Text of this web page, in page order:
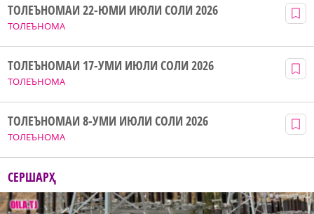
ТОЛЕЪНОМА
ТОЛЕЪНОМАИ 22-ЮМИ ИЮЛИ СОЛИ 2026
ТОЛЕЪНОМА
ТОЛЕЪНОМАИ 17-УМИ ИЮЛИ СОЛИ 2026
ТОЛЕЪНОМА
ТОЛЕЪНОМАИ 8-УМИ ИЮЛИ СОЛИ 2026
СЕРШАРҲ